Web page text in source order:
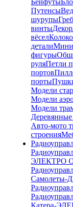
Бейфуты
Путенсы
шурупы
винтыДекор
вёсел
детали
фигуры
руляПетли
портов
порты
Модели
Модели
Модели
Авто-мото
строения
ЭЛЕКТРО
Самолеты-
Катера-